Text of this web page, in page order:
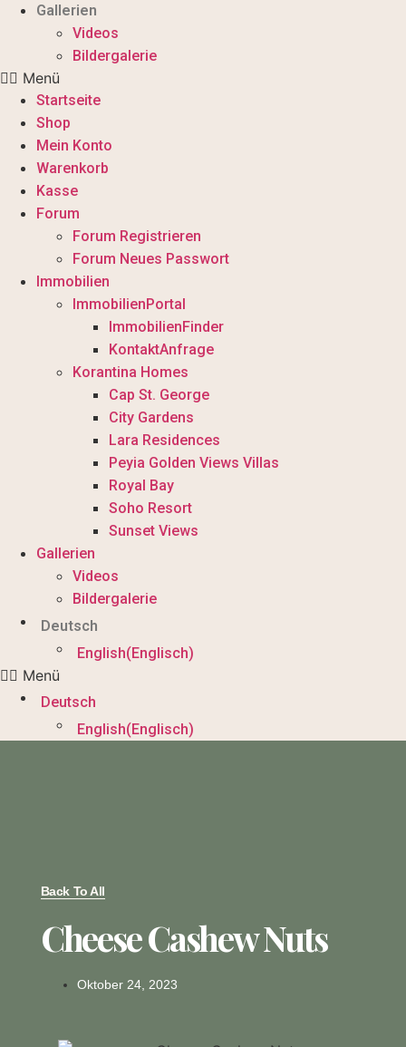
Gallerien
Videos
Bildergalerie
Menü
Startseite
Shop
Mein Konto
Warenkorb
Kasse
Forum
Forum Registrieren
Forum Neues Passwort
Immobilien
ImmobilienPortal
ImmobilienFinder
KontaktAnfrage
Korantina Homes
Cap St. George
City Gardens
Lara Residences
Peyia Golden Views Villas
Royal Bay
Soho Resort
Sunset Views
Gallerien
Videos
Bildergalerie
Deutsch
English(Englisch)
Menü
Deutsch
English(Englisch)
Back To All
Cheese Cashew Nuts
Oktober 24, 2023